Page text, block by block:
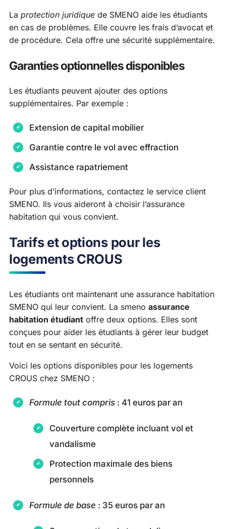
La protection juridique de SMENO aide les étudiants
en cas de problèmes. Elle couvre les frais d’avocat et
de procédure. Cela offre une sécurité supplémentaire.
Garanties optionnelles disponibles
Les étudiants peuvent ajouter des options
supplémentaires. Par exemple :
Extension de capital mobilier
Garantie contre le vol avec effraction
Assistance rapatriement
Pour plus d’informations, contactez le service client
SMENO. Ils vous aideront à choisir l’assurance
habitation qui vous convient.
Tarifs et options pour les
logements CROUS
Les étudiants ont maintenant une assurance habitation
SMENO qui leur convient. La smeno assurance
habitation étudiant offre deux options. Elles sont
conçues pour aider les étudiants à gérer leur budget
tout en se sentant en sécurité.
Voici les options disponibles pour les logements
CROUS chez SMENO :
Formule tout compris : 41 euros par an
Couverture complète incluant vol et
vandalisme
Protection maximale des biens
personnels
Formule de base : 35 euros par an